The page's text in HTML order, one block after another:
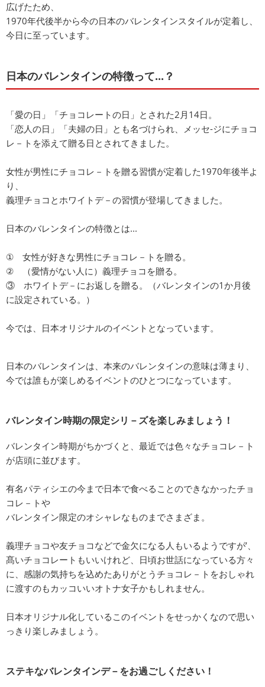
広げたため、
1970年代後半から今の日本のバレンタインスタイルが定着し、
今日に至っています。
日本のバレンタインの特徴って...？
「愛の日」「チョコレートの日」とされた2月14日。
「恋人の日」「夫婦の日」とも名づけられ、メッセ-ジにチョコ
レ－トを添えて贈る日とされてきました。
女性が男性にチョコレ－トを贈る習慣が定着した1970年後半よ
り、
義理チョコとホワイトデ－の習慣が登場してきました。
日本のバレンタインの特徴とは...
① 女性が好きな男性にチョコレ－トを贈る。
② （愛情がない人に）義理チョコを贈る。
③ ホワイトデ－にお返しを贈る。（バレンタインの1か月後
に設定されている。）
今では、日本オリジナルのイベントとなっています。
日本のバレンタインは、本来のバレンタインの意味は薄まり、
今では誰もが楽しめるイベントのひとつになっています。
バレンタイン時期の限定シリ－ズを楽しみましょう！
バレンタイン時期がちかづくと、最近では色々なチョコレ－ト
が店頭に並びます。
有名パティシエの今まで日本で食べることのできなかったチョ
コレ－トや
バレンタイン限定のオシャレなものまでさまざま。
義理チョコや友チョコなどで金欠になる人もいるようですが’、
髙いチョコレートもいいけれど、日頃お世話になっている方々
に、感謝の気持ちを込めたありがとうチョコレ－トをおしゃれ
に渡すのもカッコいいオトナ女子かもしれません。
日本オリジナル化しているこのイベントをせっかくなので思い
っきり楽しみましょう。
ステキなバレンタインデ－をお過ごしください！